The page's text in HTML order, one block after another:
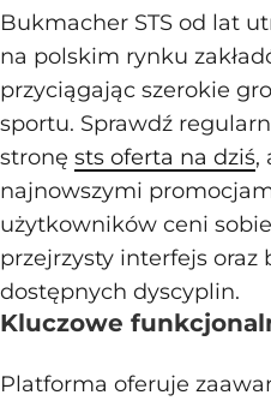
Bukmacher STS od lat
na polskim rynku
przyciągając szerokie
sportu. Sprawdź
stronę sts oferta na dziś,
najnowszymi
użytkowników ceni
przejrzysty interfejs oraz
dostępnych dyscyplin.
Kluczowe
Platforma oferuje